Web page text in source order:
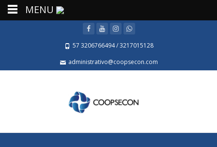
57 3206766494 / 3217015128
administrativo@coopsecon.com
MENU